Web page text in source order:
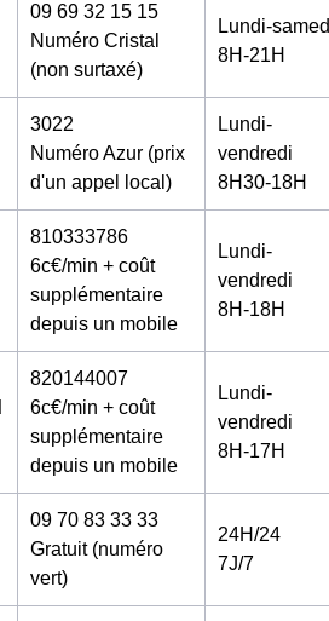
09 69 32 15 15
Numéro Cristal
(non surtaxé)
Lundi-
8H-21H
3022
Numéro Azur (prix
d'un appel local)
Lundi-
vendredi
8H30-18H
810333786
6c€/min + coût
supplémentaire
depuis un mobile
Lundi-
vendredi
8H-18H
820144007
6c€/min + coût
supplémentaire
depuis un mobile
Lundi-
vendredi
8H-17H
09 70 83 33 33
Gratuit (numéro
vert)
24H/24
7J/7